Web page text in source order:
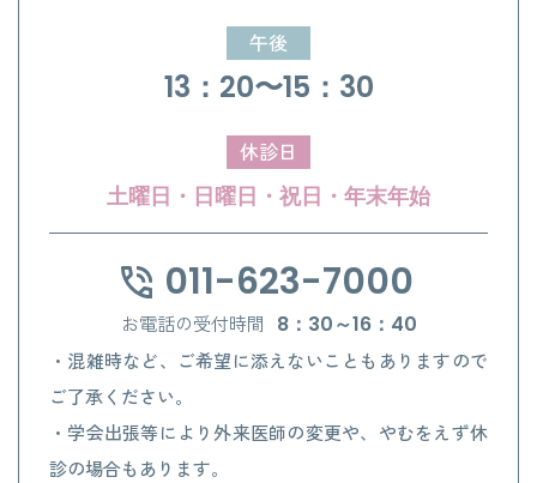
午後
13：20〜15：30
休診日
土曜日・日曜日・祝日・年末年始
・混雑時など、ご希望に添えないこともありますので
ご了承ください。
・学会出張等により外来医師の変更や、やむをえず休
診の場合もあります。
011-623-7000
お電話の受付時間 8：30～16：40